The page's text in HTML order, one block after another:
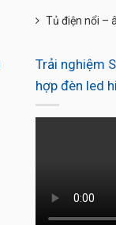
Tủ điện nổi –
Trải nghiệm
hợp đèn led